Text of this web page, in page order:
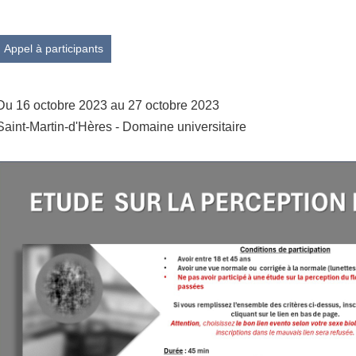
Appel à participants
16 octobre 2023 au 27 octobre 2023
Martin-d'Hères - Domaine universitaire